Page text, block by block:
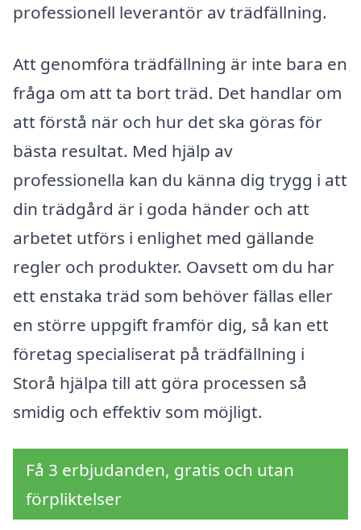
professionell leverantör av trädfällning.
Att genomföra trädfällning är inte bara en
fråga om att ta bort träd. Det handlar om
att förstå när och hur det ska göras för
bästa resultat. Med hjälp av
professionella kan du känna dig trygg i att
din trädgård är i goda händer och att
arbetet utförs i enlighet med gällande
regler och produkter. Oavsett om du har
ett enstaka träd som behöver fällas eller
en större uppgift framför dig, så kan ett
företag specialiserat på trädfällning i
Storå hjälpa till att göra processen så
smidig och effektiv som möjligt.
Få 3 erbjudanden, gratis och utan
förpliktelser